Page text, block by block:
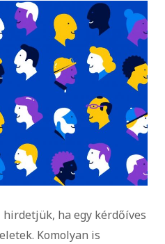
hirdetjük, ha egy kérdőíves
Komolyan is